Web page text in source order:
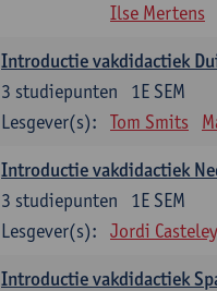
Ilse Mertens
Introductie vakdidactiek
1E SEM
3 studiepunten
Lesgever(s):
Tom Smits
Introductie vakdidactiek
1E SEM
3 studiepunten
Lesgever(s):
Jordi
Introductie vakdidactiek